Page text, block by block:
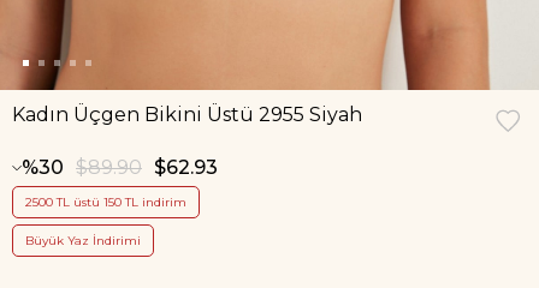
Kadın Üçgen Bikini Üstü 2955 Siyah
30 $89.90 $62.93
2500 TL üstü 150 TL indirim
Büyük Yaz İndirimi